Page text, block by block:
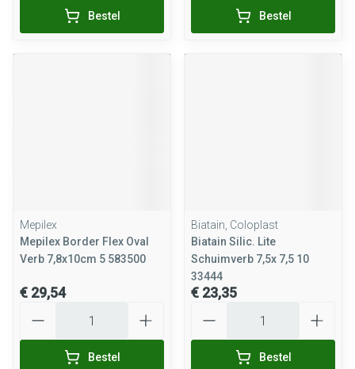
Bestel Bestel
Mepilex
Mepilex Border Flex Oval
Verb 7,8x10cm 5 583500
€ 29,54
Bestel
Biatain, Coloplast
Biatain Silic. Lite
Schuimverb 7,5x 7,5 10
33444
€ 23,35
Bestel